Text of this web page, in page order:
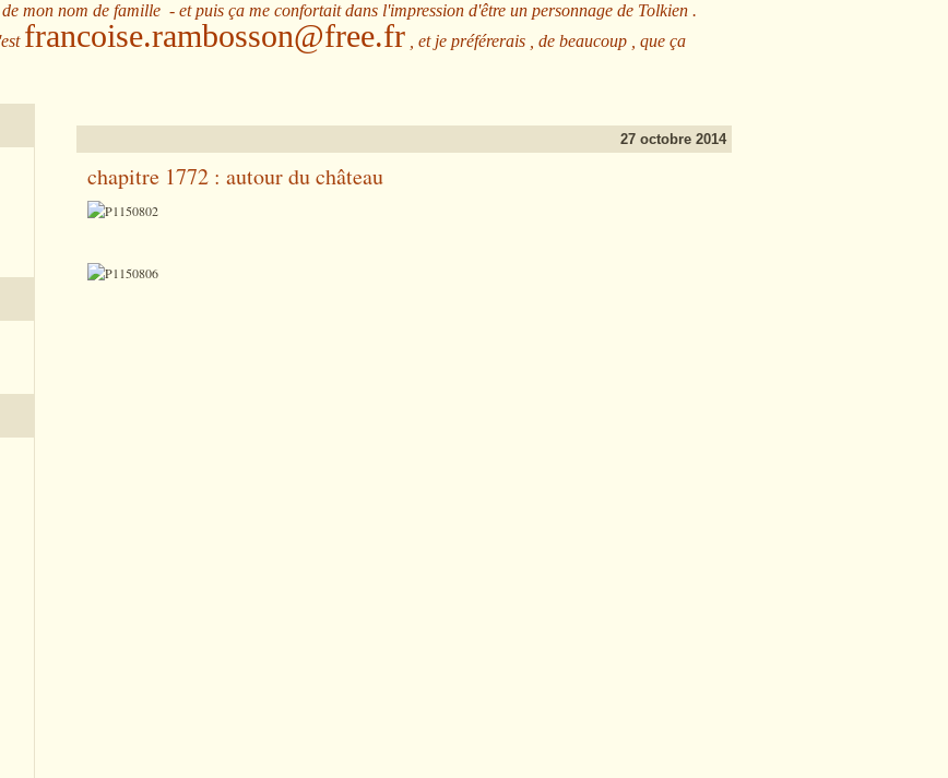
de mon nom de famille - et puis ça me confortait dans l'impression d'être un personnage de Tolkien .
francoise.rambosson@free.fr , et je préférerais , de beaucoup , que ça
27 octobre 2014
chapitre 1772 : autour du château